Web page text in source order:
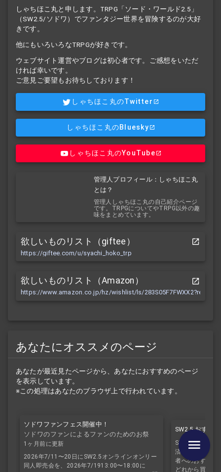
しゃちほこ丸と申します。TRPG「ソード・ワールド2.5」
（SW2.5/ソドワ）でファンタジー世界を冒険するのが大好
きです。
他にもいろいろなTRPGが好きです。
ウェブサイト運営やブログは初心者です。ご感想をいただ
ければ幸いです。
ご意見ご要望もお待ちしております！
しゃちほこ丸のTwitter
しゃちほこ丸のBluesky
しゃちほこ丸のYouTube
管理人プロフィール：しゃちほこ丸
とは？
管理人しゃちほこ丸の自己紹介ページ
です。TRPGについてやTRPG以外の趣
味をまとめています。
欲しいものリスト（giftee）
https://giftee.com/u/syachi_hoko_trp
欲しいものリスト（Amazon）
https://www.amazon.co.jp/hz/wishlist/ls/
あなたにオススメのページ
あなたが最近見たページから、あなたにおすすめのページ
を表示しています。
※この処理はあなたのブラウザ上で行われています。
ソドワファンフェス開催中！
ソドワのファンによるファンのためのお祭
り！
1ヶ月前に更新
2026年7/11〜20日にSW2.5オンラインオンリー
同人即売会を、2026年7/1913:00〜18:00に
SW2.5 おすす
SW2.5のおすす
済みの全てのサ
者へのおすすめ
どれから買えば